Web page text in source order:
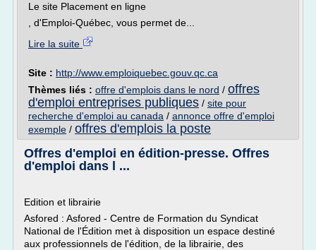
Le site Placement en ligne
, d'Emploi-Québec, vous permet de...
Lire la suite
Site : http://www.emploiquebec.gouv.qc.ca
Thèmes liés : offre d'emplois dans le nord / offres
d'emploi entreprises publiques / site pour
recherche d'emploi au canada / annonce offre d'emploi
exemple / offres d'emplois la poste
Offres d'emploi en édition-presse. Offres
d'emploi dans l ...
Edition et librairie
Asfored : Asfored - Centre de Formation du Syndicat
National de l'Édition met à disposition un espace destiné
aux professionnels de l'édition, de la librairie, des